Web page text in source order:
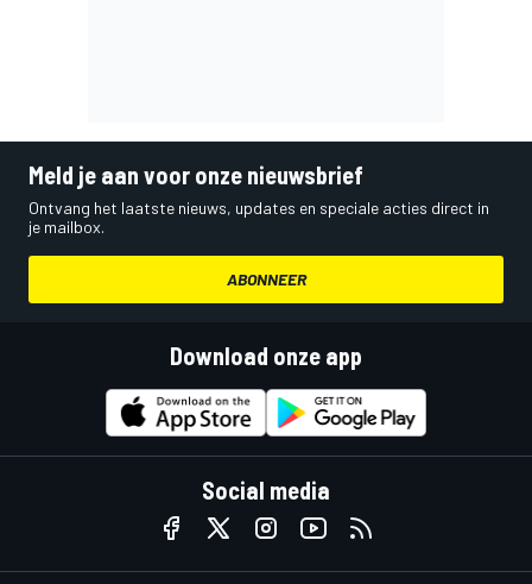
Meld je aan voor onze nieuwsbrief
Ontvang het laatste nieuws, updates en speciale acties direct in
je mailbox.
ABONNEER
Download onze app
Social media